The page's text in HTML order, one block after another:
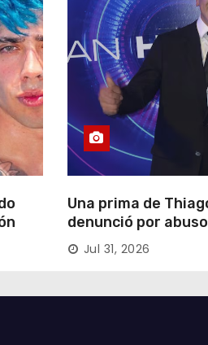
Una prima de
denunció por
Jul 31, 2026